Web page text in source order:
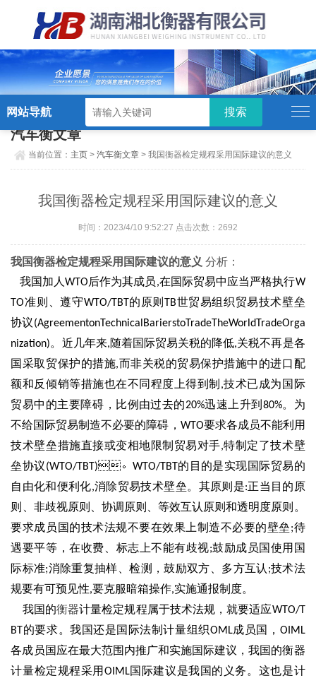
硬汉视频,硬汉视频app下载,硬汉视频ios
下载苹果版,硬汉视频app安卓破解版
网站导航
汽车衡文章
当前位置： 主页 >汽车衡文章 > 我国衡器检定规程采用国际建议的意义
我国衡器检定规程采用国际建议的意义
时间：2023/4/10 9:52:27 点击次数：2692
我国衡器检定规程采用国际建议的意义 分析：
我国加人 WTO后作为其成员,在国际贸易中应当严格执行W
TO准则、遵守WTO/TBT的原则TB世贸易组织贸易技术壁垒
协议(AgreementonTechnicalBarierstoTradeTheWorldTradeOrga
nization)。近几年来,随着国际贸易关税的降低,关税不再是各
国采取贸保护的措施,而非关税的贸易保护措施中的进口配
额和反倾销等措施也在不同程度上得到制 ,技术已成为国际
贸易中的主要障碍，比例由过去的20%迅速上升到 80%。为
不给国际贸易制造不必要的障碍， WTO要求各成员不能利用
技术壁垒措施直接或变相地限制贸易对手,特制定了技术壁
垒协议(WTO/TBT)。 WTO/TBT的目的是实现国际贸易的
自由化和便利化,消除贸易技术壁垒。其原则是:正当目的原
则、非歧视原则、协调原则、等效互认原则和透明度原则。
要求成员国的技术法规不要在效果上制造不必要的壁垒;待
遇要平等，在收费、标志上不能有歧视;鼓励成员国使用国
际标准;消除重复抽样、检测，鼓励双方、多方互认 ;技术法
规要有可预见性,要克服暗箱操作,实施通报制度。
我国的衡器计量检定规程属于技术法规，就要适应WTO/T
BT的要求。我国还是国际法制计量组织OML成员国， OIML
各成员国应在最大范围内推广和实施国际建议，我国的衡器
计量检定规程采用 OIML国际建议是我国的义务。这也是计